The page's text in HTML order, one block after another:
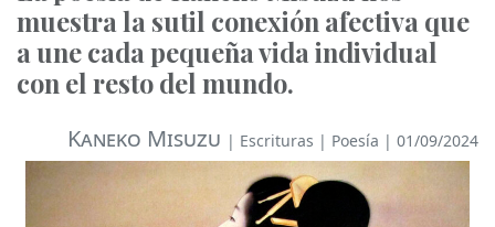
muestra la sutil conexión afectiva que
a une cada pequeña vida individual
con el resto del mundo.
Kaneko Misuzu | Escrituras | Poesía | 01/09/2024